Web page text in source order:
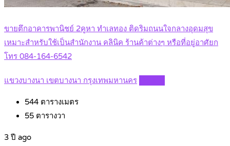
ขายตึกอาคารพานิชย์ 2คูหา ทำเลทอง ติดริมถนนใจกลางอุดมสุข
เหมาะสำหรับใช้เป็นสำนักงาน คลินิค ร้านค้าต่างๆ หรือที่อยู่อาศัยก
โทร 084-164-6542
แขวงบางนา เขตบางนา กรุงเทพมหานคร
544 ตารางเมตร
55 ตารางวา
3 ปี ago